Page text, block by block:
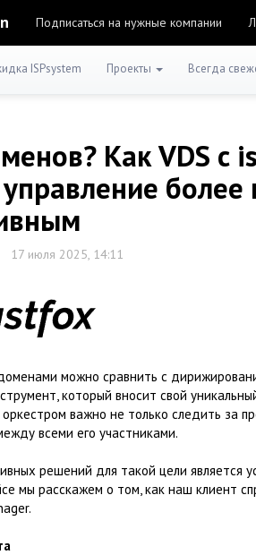
Подписаться на нужные компании
ISPsystem Проекты Всегда
Как VDS с
17 июля 2025, 14:11
можно сравнить с
который вносит свой
важно не только следить за
всеми его участниками.
решений для такой цели является
мы расскажем о том, как наш клиент